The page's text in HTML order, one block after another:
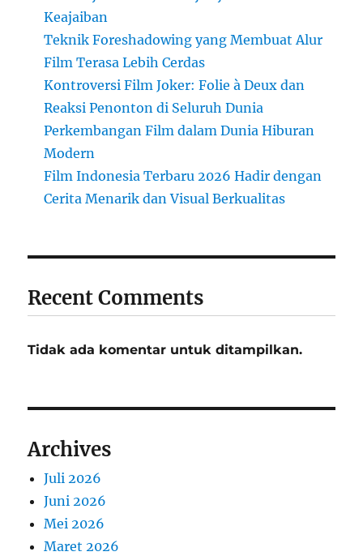
Keajaiban
Teknik Foreshadowing yang Membuat Alur
Film Terasa Lebih Cerdas
Kontroversi Film Joker: Folie à Deux dan
Reaksi Penonton di Seluruh Dunia
Perkembangan Film dalam Dunia Hiburan
Modern
Film Indonesia Terbaru 2026 Hadir dengan
Cerita Menarik dan Visual Berkualitas
Recent Comments
Tidak ada komentar untuk ditampilkan.
Archives
Juli 2026
Juni 2026
Mei 2026
Maret 2026